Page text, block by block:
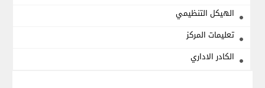
الهيكل التنظيمي
تعليمات المركز
الكادر الاداري